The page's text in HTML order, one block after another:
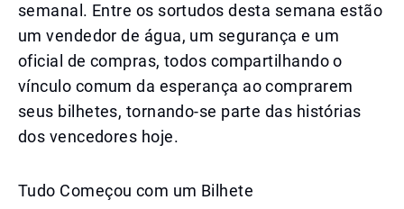
semanal. Entre os sortudos desta semana estão
um vendedor de água, um segurança e um
oficial de compras, todos compartilhando o
vínculo comum da esperança ao comprarem
seus bilhetes, tornando-se parte das histórias
dos vencedores hoje.
Tudo Começou com um Bilhete